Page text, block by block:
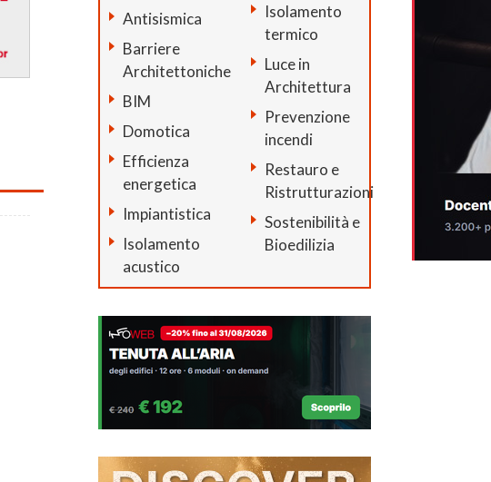
Antisismica
Barriere
Architettoniche
BIM
Domotica
Efficienza
energetica
Impiantistica
Isolamento
acustico
Isolamento
termico
Luce in
Architettura
Prevenzione
incendi
Restauro e
Ristrutturazioni
Sostenibilità e
Bioedilizia